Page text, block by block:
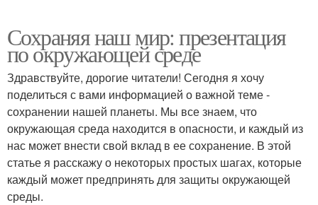
Сохраняя наш мир: презентация
по окружающей среде
Здравствуйте, дорогие читатели! Сегодня я хочу
поделиться с вами информацией о важной теме -
сохранении нашей планеты. Мы все знаем, что
окружающая среда находится в опасности, и каждый из
нас может внести свой вклад в ее сохранение. В этой
статье я расскажу о некоторых простых шагах, которые
каждый может предпринять для защиты окружающей
среды.